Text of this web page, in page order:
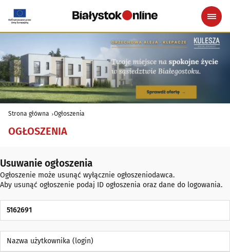
Strona główna Ogłoszenia
OGŁOSZENIA
Usuwanie ogłoszenia
Ogłoszenie może usunąć wyłącznie ogłoszeniodawca.
Aby usunąć ogłoszenie podaj ID ogłoszenia oraz dane do logowania.
Nazwa użytkownika (login)